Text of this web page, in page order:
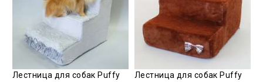
Лестница для собак Puffy
Лестница для собак Puffy